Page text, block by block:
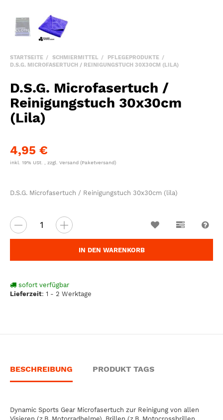
STARTSEITE SCHMIERMITTEL
PFLEGEPRODUKTE
D.S.G. MICROFASERTUCH / REINIGUNGSTUCH 30X30CM (LILA)
D.S.G. Microfasertuch /
Reinigungstuch 30x30cm
(Lila)
4,95 €
inkl. 19% USt. , zzgl. Versand (Paketversand)
D.S.G. Microfasertuch / Reinigungstuch 30x30cm (lila)
IN DEN WARENKORB
sofort verfügbar
Lieferzeit: 1 - 2 Werktage
Wunschzettel
BESCHREIBUNG PRODUKT TAGS
Dynamic Sports Gear Microfasertuch zur Reinigung von allen